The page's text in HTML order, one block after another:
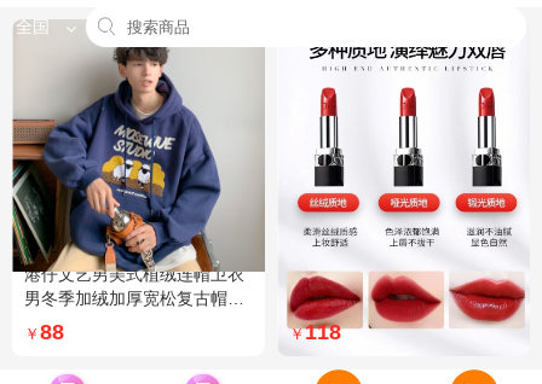
全国
港仔文艺男美式植绒连帽卫衣
男冬季加绒加厚宽松复古帽衫
外套 XXL 加绒 5XL 灰色加绒
￥ 88
Dior迪奥全新烈艳蓝金口红品
牌授权经典藤格纹饰带丝绒质
地999色号传奇红唇哑光 哑光
￥118